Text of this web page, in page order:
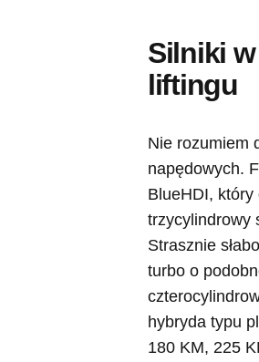
Silniki
liftingu
Nie rozumiem
napędowych.
BlueHDI,
trzycylindrowy
Strasznie
turbo o
hybryda typu
180 KM, 225